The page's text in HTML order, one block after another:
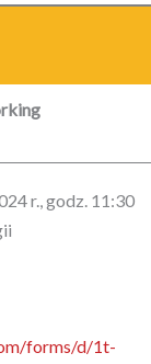
r., godz. 11:30
forms/d/1t-